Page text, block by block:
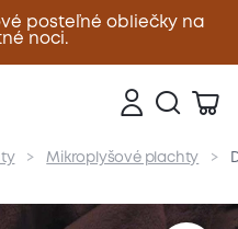
posteľné obliečky na
noci.
Zavrieť
Popis produktu
Mikroplyšové plachty